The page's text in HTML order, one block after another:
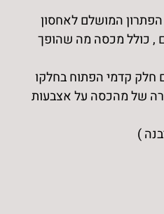
המושלם לאחסון
, כולל מכסה מה שהופך
חלק קדמי הפתוח בחלקו
של מהכסה על אצבעות
)